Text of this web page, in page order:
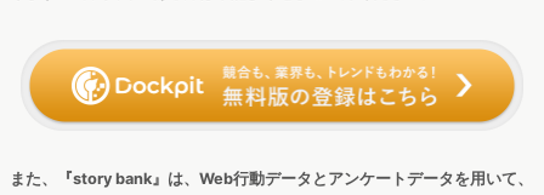
のポイントの1つになりそうです。
▼今回の調査にはWeb行動ログ調査ツール『Dockpit』を使用していま
ザで競合サイト分析やトレンド調査を行えます。Dockpitには無料版もあ